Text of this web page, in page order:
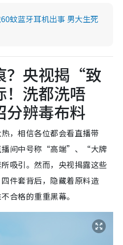
蚊蓝牙耳机出事 男大生死
？央视揭“致
洗都洗唔
分辨毒布料
，相信各位都会看直播带
播间中号称“高端”、“大牌
吸引。然而，央视揭露这些
件套背后，隐藏着原料造
合格的重重黑幕。